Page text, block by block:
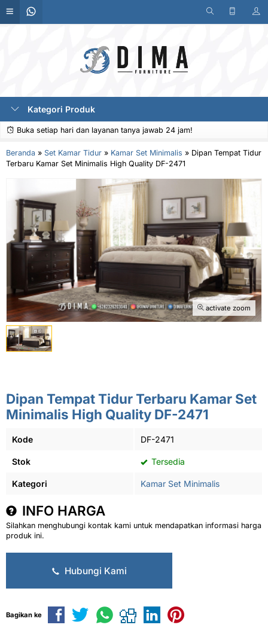
Kategori Produk
Buka setiap hari dan layanan tanya jawab 24 jam!
Beranda » Set Kamar Tidur » Kamar Set Minimalis » Dipan Tempat Tidur
Terbaru Kamar Set Minimalis High Quality DF-2471
activate zoom
Dipan Tempat Tidur Terbaru Kamar Set
Minimalis High Quality DF-2471
Kode DF-2471
Stok Tersedia
Kategori Kamar Set Minimalis
INFO HARGA
Silahkan menghubungi kontak kami untuk mendapatkan informasi harga
produk ini.
Hubungi Kami
Bagikan ke